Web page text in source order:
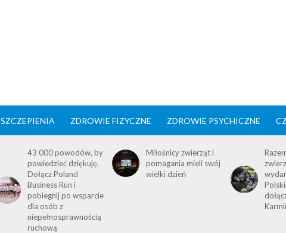
SZCZEPIENIA ZDROWIE FIZYCZNE ZDROWIE PSYCHICZNE
43 000 powodów, by
powiedzieć dziękuję.
Dołącz Poland
Business Run i
pobiegnij po wsparcie
dla osób z
niepełnosprawnością
ruchową
Miłośnicy zwierząt i
pomagania mieli swój
wielki dzień